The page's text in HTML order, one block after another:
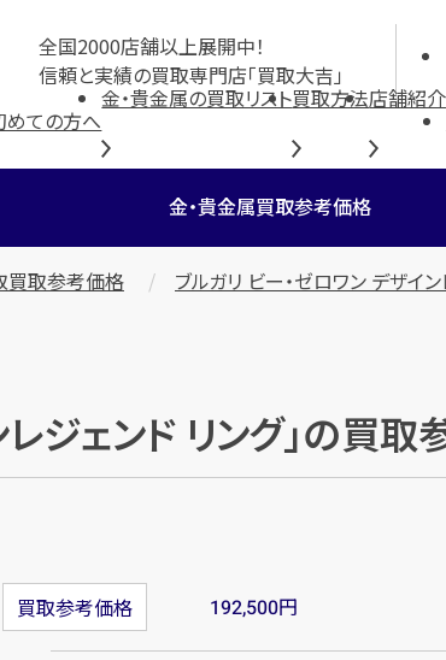
全国2000店舗以上展開中！
信頼と実績の買取専門店「買取大吉」
めての方へ
金・貴金属の買取リスト買取方法店舗紹介
金・貴金属買取参考価格
買取参考価格 ブルガリ ビー・ゼロワン デザイ
ジェンド リング」の買
買取参考価格 192,500円